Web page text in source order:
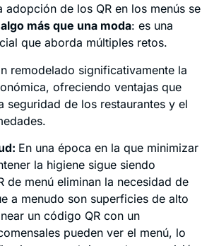
adopción de los QR en los menús se
algo más que una moda: es una
que aborda múltiples retos.
remodelado significativamente la
ofreciendo ventajas que
seguridad de los restaurantes y el
En una época en la que minimizar
la higiene sigue siendo
de menú eliminan la necesidad de
a menudo son superficies de alto
un código QR con un
pueden ver el menú, lo